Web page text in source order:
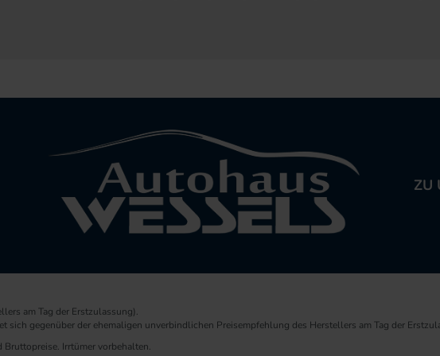
ZU
am Tag der Erstzulassung).
sich gegenüber der ehemaligen unverbindlichen Preisempfehlung des Herstellers am Tag der
Irrtümer vorbehalten.